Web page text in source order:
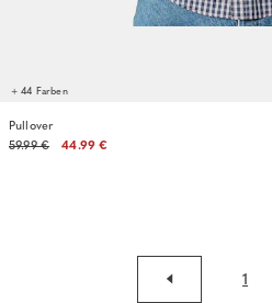
+ 44 Farben
Pullover
59.99 €
44.99 €
1